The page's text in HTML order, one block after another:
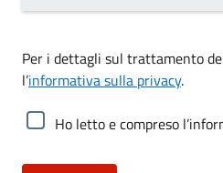
Per i dettagli sul trattamento
l’informativa sulla privacy.
Ho letto e compreso